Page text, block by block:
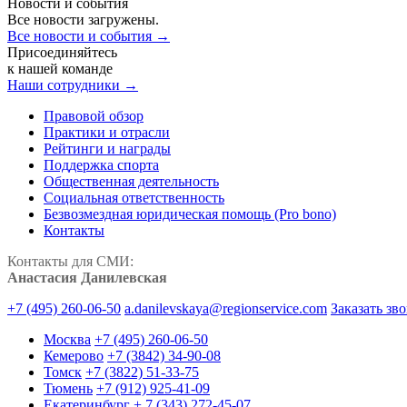
Новости и события
Все новости загружены.
Все новости и события →
Присоединяйтесь
к нашей команде
Наши сотрудники →
Правовой обзор
Практики и отрасли
Рейтинги и награды
Поддержка спорта
Общественная деятельность
Социальная ответственность
Безвозмездная юридическая помощь (Pro bono)
Контакты
Контакты для СМИ:
Анастасия Данилевская
+7 (495) 260-06-50 a.danilevskaya@regionservice.com Заказать
Москва +7 (495) 260-06-50
Кемерово +7 (3842) 34-90-08
Томск +7 (3822) 51-33-75
Тюмень +7 (912) 925-41-09